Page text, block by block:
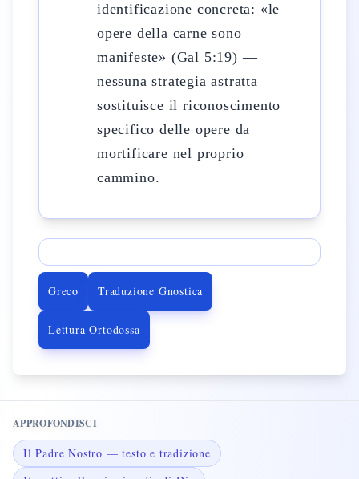
identificazione concreta: «le
opere della carne sono
manifeste» (Gal 5:19) —
nessuna strategia astratta
sostituisce il riconoscimento
specifico delle opere da
mortificare nel proprio
cammino.
Greco Traduzione Gnostica
Lettura Ortodossa
APPROFONDISCI
Il Padre Nostro — testo e tradizione